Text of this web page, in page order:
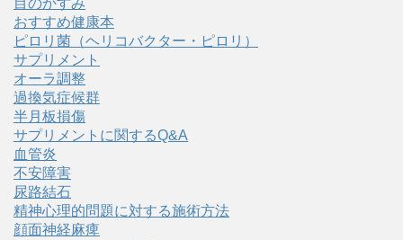
目のかすみ
おすすめ健康本
ピロリ菌（ヘリコバクター・ピロリ）
サプリメント
オーラ調整
過換気症候群
半月板損傷
サプリメントに関するQ&A
血管炎
不安障害
尿路結石
精神心理的問題に対する施術方法
顔面神経麻痺